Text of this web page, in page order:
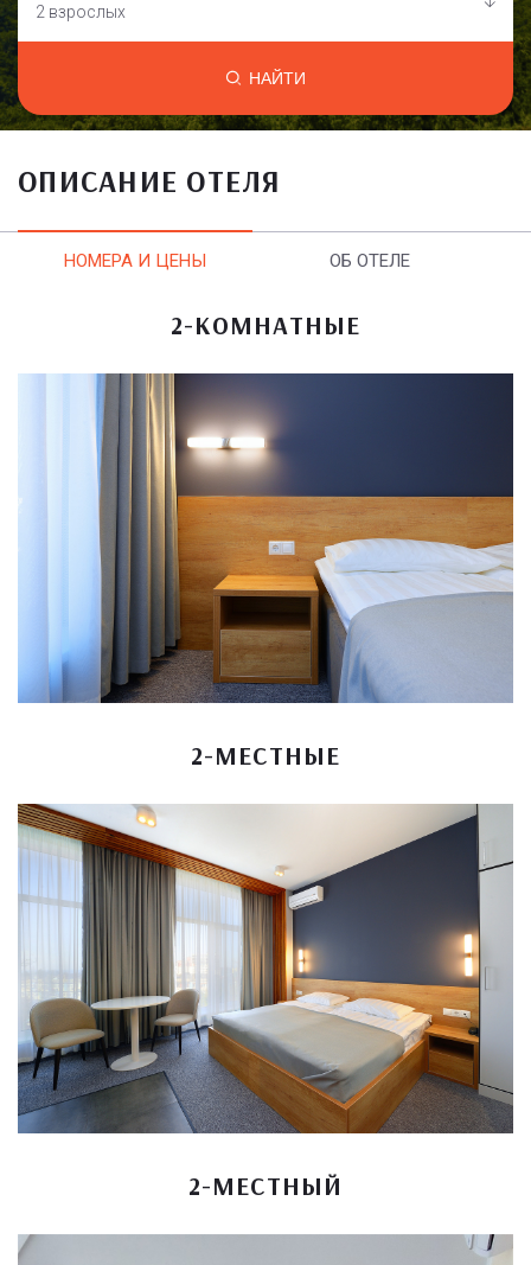
2 взрослых
НАЙТИ
ОПИСАНИЕ ОТЕЛЯ
НОМЕРА И ЦЕНЫ ОБ ОТЕЛЕ
2-КОМНАТНЫЕ
2-МЕСТНЫЕ
2-МЕСТНЫЙ